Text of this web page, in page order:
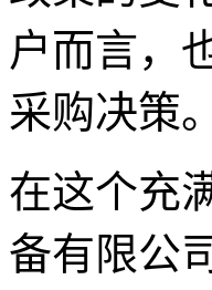
户而言，
采购决策。
在这个充
备有限公